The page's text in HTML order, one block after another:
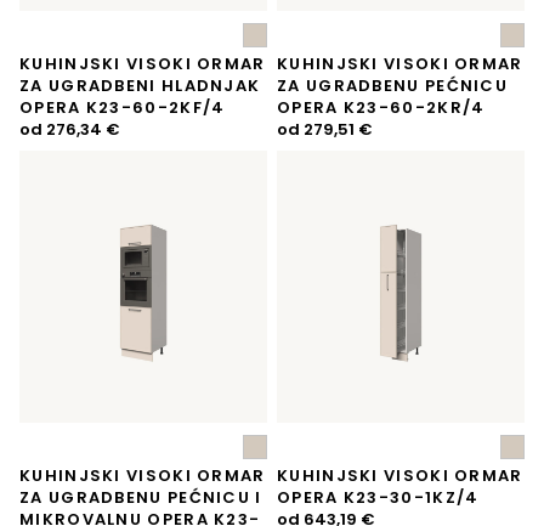
KUHINJSKI VISOKI ORMAR
ZA UGRADBENI HLADNJAK
OPERA K23-60-2KF/4
od 276,34 €
KUHINJSKI VISOKI ORMAR
ZA UGRADBENU PEĆNICU
OPERA K23-60-2KR/4
od 279,51 €
KUHINJSKI VISOKI ORMAR
ZA UGRADBENU PEĆNICU I
MIKROVALNU OPERA K23-
KUHINJSKI VISOKI ORMAR
OPERA K23-30-1KZ/4
od 643,19 €